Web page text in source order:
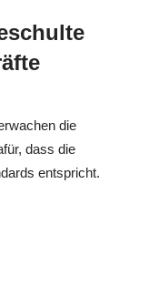
die
dass die
entspricht.